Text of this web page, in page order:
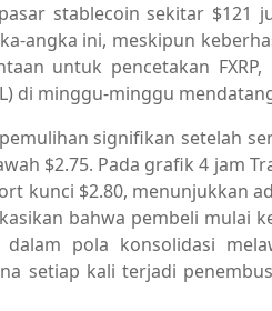
stablecoin sekitar $121
angka ini, meskipun
untuk pencetakan
di minggu-minggu
signifikan setelah
$2.75. Pada grafik 4 jam
kunci $2.80, menunjukkan
bahwa pembeli mulai
pola konsolidasi
setiap kali terjadi